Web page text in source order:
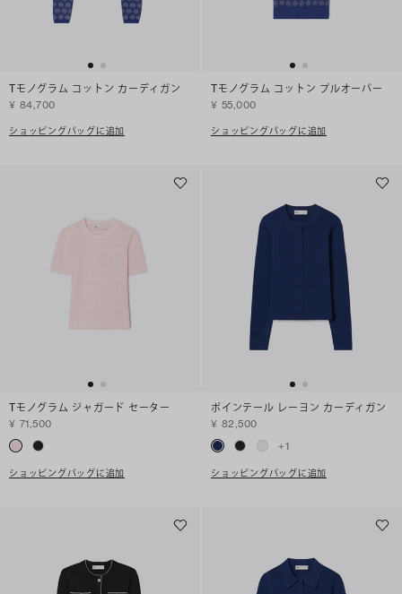
Tモノグラム コットン カーディガン
¥ 84,700
ショッピングバッグに追加
Tモノグラム コットン プルオーバー
¥ 55,000
ショッピングバッグに追加
Tモノグラム ジャガード セーター
¥ 71,500
ショッピングバッグに追加
ポインテール レーヨン カーディガン
¥ 82,500
+1
ショッピングバッグに追加